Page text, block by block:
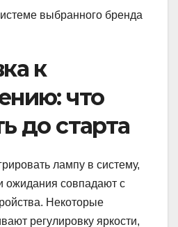
выбранного бренда
к
что
до старта
лампу в систему,
ожидания совпадают с
Некоторые
регулировку яркости,